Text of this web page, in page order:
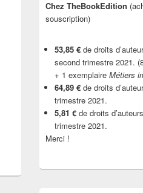
Chez TheBookEdition
souscription)
53,85 € de droits
second trimestre 2021.
+ 1 exemplaire Métiers
64,89 € de droits
trimestre 2021.
5,81 € de droits
trimestre 2021.
Merci !